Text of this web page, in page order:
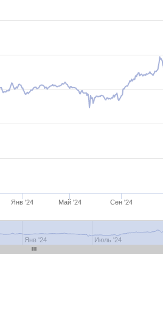
Янв '24 Май '24 Сен '24
Янв '24 Июль '24